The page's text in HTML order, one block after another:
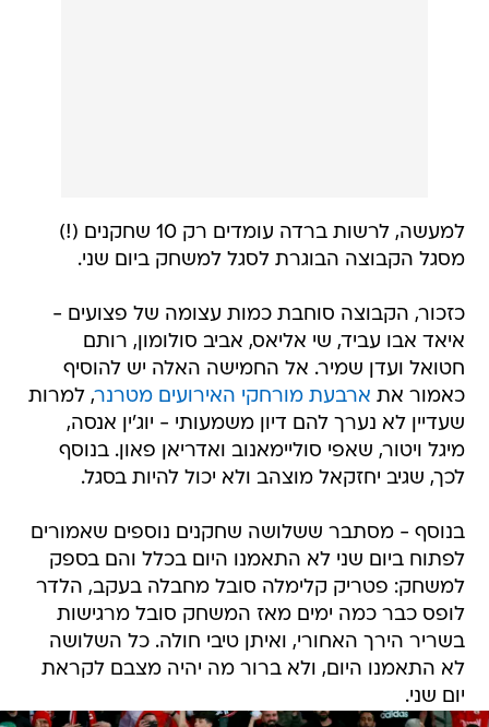
למעשה, לרשות ברדה עומדים רק 10 שחקנים (!)
מסגל הקבוצה הבוגרת לסגל למשחק ביום שני.
כזכור, הקבוצה סוחבת כמות עצומה של פצועים -
איאד אבו עביד, שי אליאס, אביב סולומון, רותם
חטואל ועדן שמיר. אל החמישה האלה יש להוסיף
כאמור את ארבעת מורחקי האירועים מטרנר, למרות
שעדיין לא נערך להם דיון משמעותי - יוג'ין אנסה,
מיגל ויטור, שאפי סוליימאנוב ואדריאן פאון. בנוסף
לכך, שגיב יחזקאל מוצהב ולא יכול להיות בסגל.
בנוסף - מסתבר ששלושה שחקנים נוספים שאמורים
לפתוח ביום שני לא התאמנו היום בכלל והם בספק
למשחק: פטריק קלימלה סובל מחבלה בעקב, הלדר
לופס כבר כמה ימים מאז המשחק סובל מרגישות
בשריר הירך האחורי, ואיתן טיבי חולה. כל השלושה
לא התאמנו היום, ולא ברור מה יהיה מצבם לקראת
יום שני.